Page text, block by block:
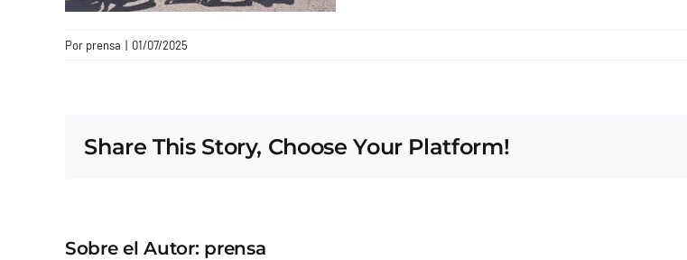
Por prensa | 01/07/2025
Share This Story, Choose Your Platform!
Sobre el Autor: prensa